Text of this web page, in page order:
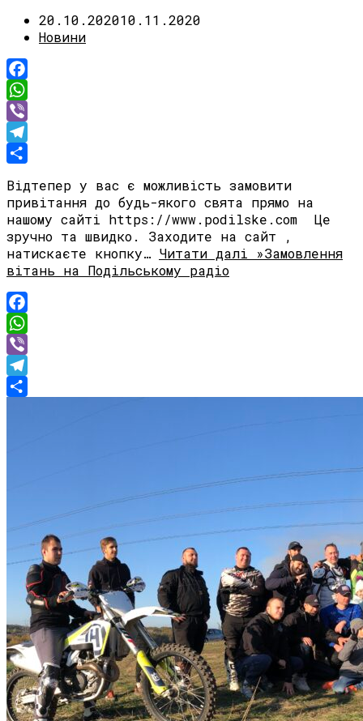
20.10.202010.11.2020
Новини
Facebook
WhatsApp
Viber
Telegram
Відтепер у вас є можливість замовити
привітання до будь-якого свята прямо на
нашому сайті https://www.podilske.com Це
зручно та швидко. Заходите на сайт ,
натискаєте кнопку… Читати далі »Замовлення
вітань на Подільському радіо
Facebook
WhatsApp
Viber
Telegram